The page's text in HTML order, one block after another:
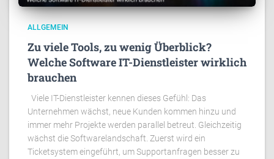
ALLGEMEIN
Zu viele Tools, zu wenig Überblick?
Welche Software IT-Dienstleister wirklich
brauchen
Viele IT-Dienstleister kennen dieses Gefühl: Das
Unternehmen wächst, neue Kunden kommen hinzu und
immer mehr Projekte werden parallel betreut. Gleichzeitig
wächst die Softwarelandschaft. Zuerst wird ein
Ticketsystem eingeführt, um Supportanfragen besser zu